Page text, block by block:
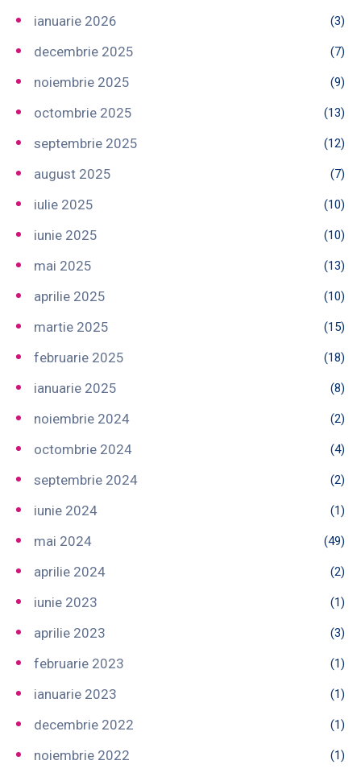
ianuarie 2026 (3)
decembrie 2025 (7)
noiembrie 2025 (9)
octombrie 2025 (13)
septembrie 2025 (12)
august 2025 (7)
iulie 2025 (10)
iunie 2025 (10)
mai 2025 (13)
aprilie 2025 (10)
martie 2025 (15)
februarie 2025 (18)
ianuarie 2025 (8)
noiembrie 2024 (2)
octombrie 2024 (4)
septembrie 2024 (2)
iunie 2024 (1)
mai 2024 (49)
aprilie 2024 (2)
iunie 2023 (1)
aprilie 2023 (3)
februarie 2023 (1)
ianuarie 2023 (1)
decembrie 2022 (1)
noiembrie 2022 (1)